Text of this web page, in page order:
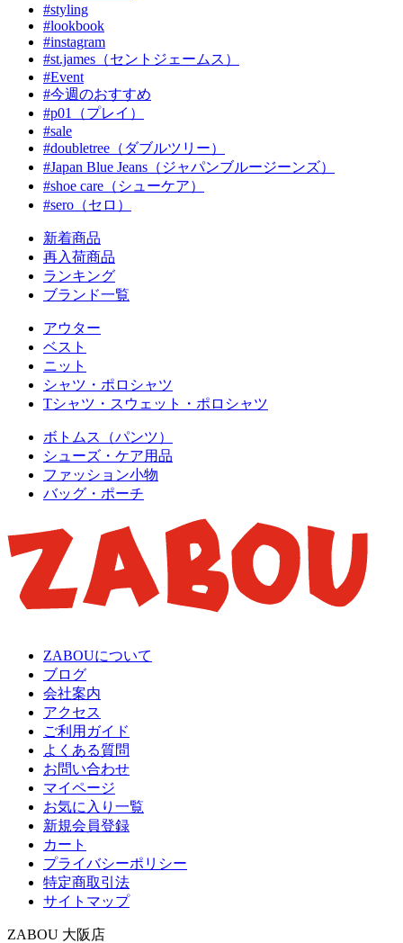
#styling
#lookbook
#instagram
#st.james（セントジェームス）
#Event
#今週のおすすめ
#p01（プレイ）
#sale
#doubletree（ダブルツリー）
#Japan Blue Jeans（ジャパンブルージーンズ）
#shoe care（シューケア）
#sero（セロ）
新着商品
再入荷商品
ランキング
ブランド一覧
アウター
ベスト
ニット
シャツ・ポロシャツ
Tシャツ・スウェット・ポロシャツ
ボトムス（パンツ）
シューズ・ケア用品
ファッション小物
バッグ・ポーチ
ZABOUについて
ブログ
会社案内
アクセス
ご利用ガイド
よくある質問
お問い合わせ
マイページ
お気に入り一覧
新規会員登録
カート
プライバシーポリシー
特定商取引法
サイトマップ
ZABOU 大阪店